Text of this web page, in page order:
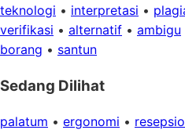
teknologi • interpretasi •
verifikasi • alternatif • ambigu
borang • santun
Sedang Dilihat
palatum • ergonomi •